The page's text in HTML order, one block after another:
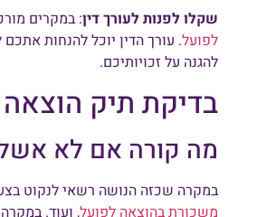
שקלו לפנות לעורך דין: במקרים
לפועל. עורך הדין יוכל להנחות
להגנה על זכויותיכם.
בדיקת תיק
מה קורה אם לא
במקרה שכזה הנושה רשאי לנקוט
משכורת בהוצאה לפועל, ועוד.